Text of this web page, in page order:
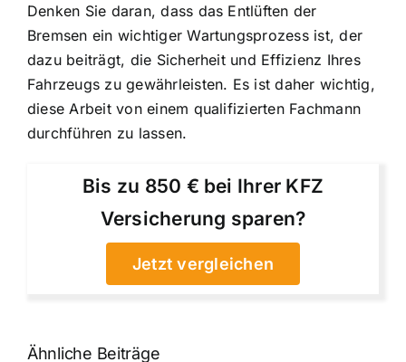
Denken Sie daran, dass das Entlüften der
Bremsen ein wichtiger Wartungsprozess ist, der
dazu beiträgt, die Sicherheit und Effizienz Ihres
Fahrzeugs zu gewährleisten. Es ist daher wichtig,
diese Arbeit von einem qualifizierten Fachmann
durchführen zu lassen.
Bis zu 850 € bei Ihrer KFZ
Versicherung sparen?
Jetzt vergleichen
Ähnliche Beiträge